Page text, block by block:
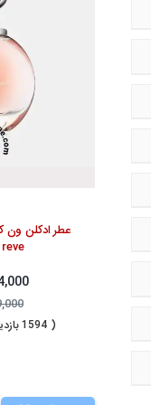
( 1594 بازدید )